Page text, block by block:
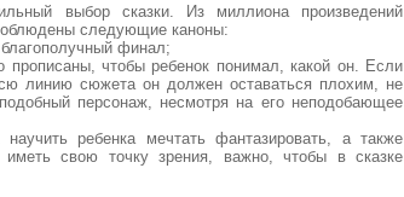
выбор сказки. Из миллиона произведений
следующие каноны:
финал;
прописаны, чтобы ребенок понимал, какой он. Если
линию сюжета он должен оставаться плохим, не
персонаж, несмотря на его неподобающее
ребенка мечтать фантазировать, а также
иметь свою точку зрения, важно, чтобы в сказке